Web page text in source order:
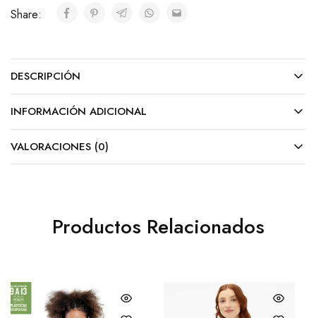
Share:
DESCRIPCIÓN
INFORMACIÓN ADICIONAL
VALORACIONES (0)
Productos Relacionados